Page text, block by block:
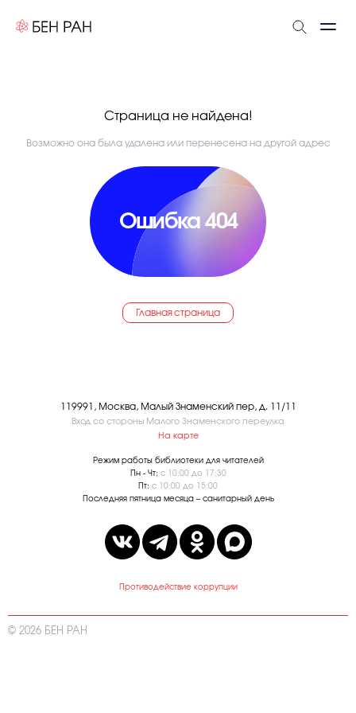
Страница не найдена!
Возможно она была удалена или перенесена на другой адрес
Ошибка 404
Главная страница
119991, Москва, Малый Знаменский пер, д. 11/11
Вход со стороны Малого Знаменского переулка
На карте
Режим работы библиотеки для читателей
Пн - Чт: с 10:00 до 17:30
Пт: с 10:00 до 15:00
Последняя пятница месяца – санитарный день
Противодействие коррупции
© 2026 БЕН РАН